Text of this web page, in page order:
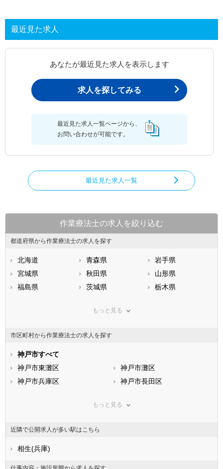
最近見た求人
あなたが最近見た求人を表示します
求人を探してみる
最近見た求人一覧ページから、
お問い合わせが可能です。
最近見た求人一覧
作業療法士の求人を絞り込む
都道府県から作業療法士の求人を探す
北海道 青森県
岩手県
宮城県
秋田県
山形県
福島県
茨城県
栃木県
神奈川県
石川県
福井県
静岡県
滋賀県
大阪府
兵庫県
和歌山県
山口県
福岡県
佐賀県
熊本県
もっと見る
市区町村から作業療法士の求人を探す
神戸市すべて
神戸市東灘区
神戸市灘区
神戸市兵庫区
神戸市長田区
神戸市中央区
市部
姫路市
もっと見る
近隣で公開求人が多い駅はこちら
相生(兵庫)